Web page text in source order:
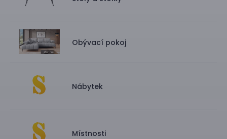
Obývací pokoj
Nábytek
Místnosti